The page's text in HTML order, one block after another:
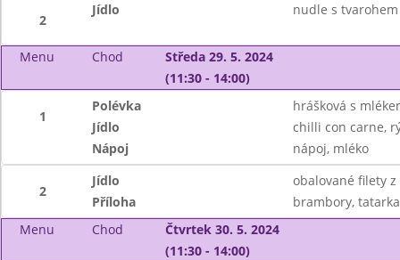
2
Jídlo nudle s tvarohem
Menu Chod
Středa 29. 5. 2024
(11:30 - 14:00)
1
Polévka
hrášková s
Jídlo
chilli con carne,
Nápoj
nápoj, mléko
2
Jídlo
obalované filety
Příloha
brambory, tatarka
Menu
Chod
Čtvrtek 30. 5. 2024
(11:30 - 14:00)